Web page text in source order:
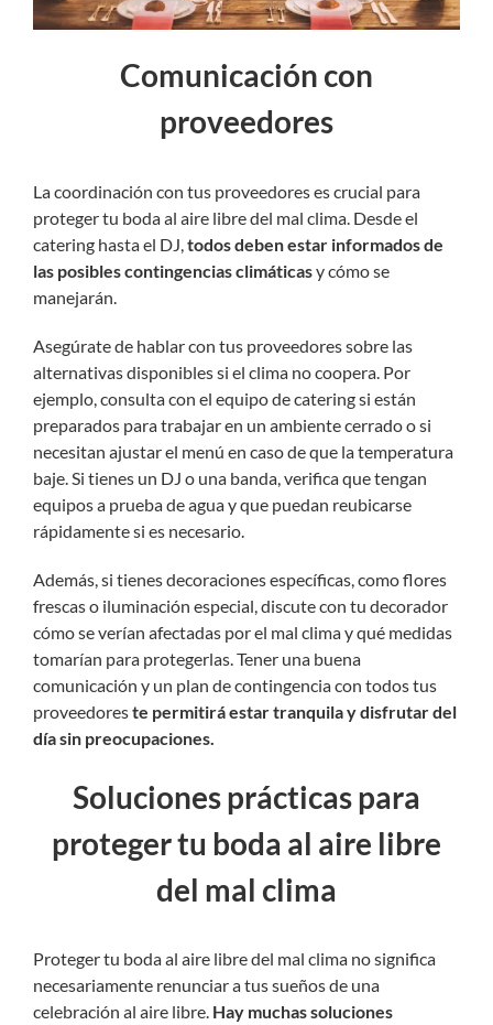
Comunicación con
proveedores
La coordinación con tus proveedores es crucial para
proteger tu boda al aire libre del mal clima. Desde el
catering hasta el DJ, todos deben estar informados de
las posibles contingencias climáticasy cómo se
manejarán.
Asegúrate de hablar con tus proveedores sobre las
alternativas disponibles si el clima no coopera. Por
ejemplo, consulta con el equipo de catering si están
preparados para trabajar en un ambiente cerrado o si
necesitan ajustar el menú en caso de que la temperatura
baje. Si tienes un DJ o una banda, verifica que tengan
equipos a prueba de agua y que puedan reubicarse
rápidamente si es necesario.
Además, si tienes decoraciones específicas, como flores
frescas o iluminación especial, discute con tu decorador
cómo se verían afectadas por el mal clima y qué medidas
tomarían para protegerlas. Tener una buena
comunicación y un plan de contingencia con todos tus
proveedoreste permitirá estar tranquila y disfrutar del
día sin preocupaciones.
Soluciones prácticas para
proteger tu boda al aire libre
del mal clima
Proteger tu boda al aire libre del mal clima no significa
necesariamente renunciar a tus sueños de una
celebración al aire libre. Hay muchas soluciones